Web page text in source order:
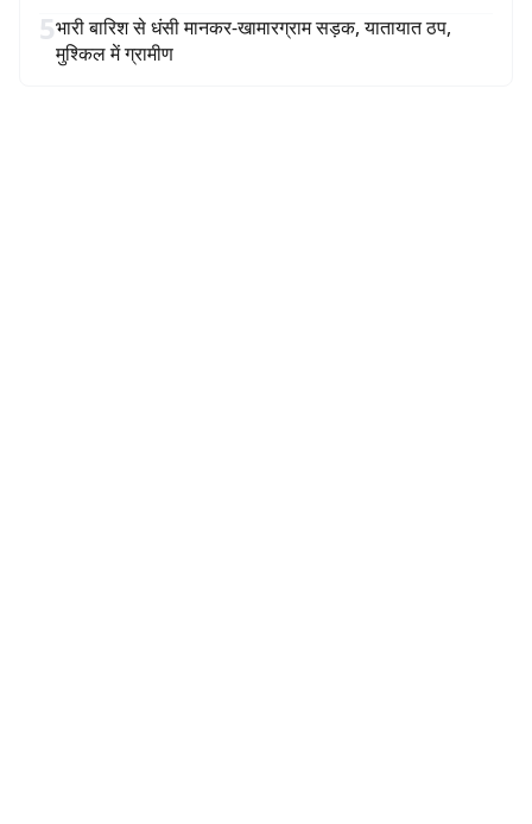
5भारी बारिश से धंसी मानकर-खामारग्राम सड़क, यातायात ठप,
मुश्किल में ग्रामीण